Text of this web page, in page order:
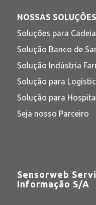
NOSSAS
Soluções para
Solução Banco de
Solução Indústria
Solução para
Solução para
Seja nosso Parceiro
Sensorweb
Informação S/A